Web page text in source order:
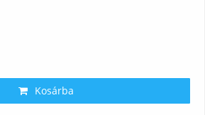
Kosárba